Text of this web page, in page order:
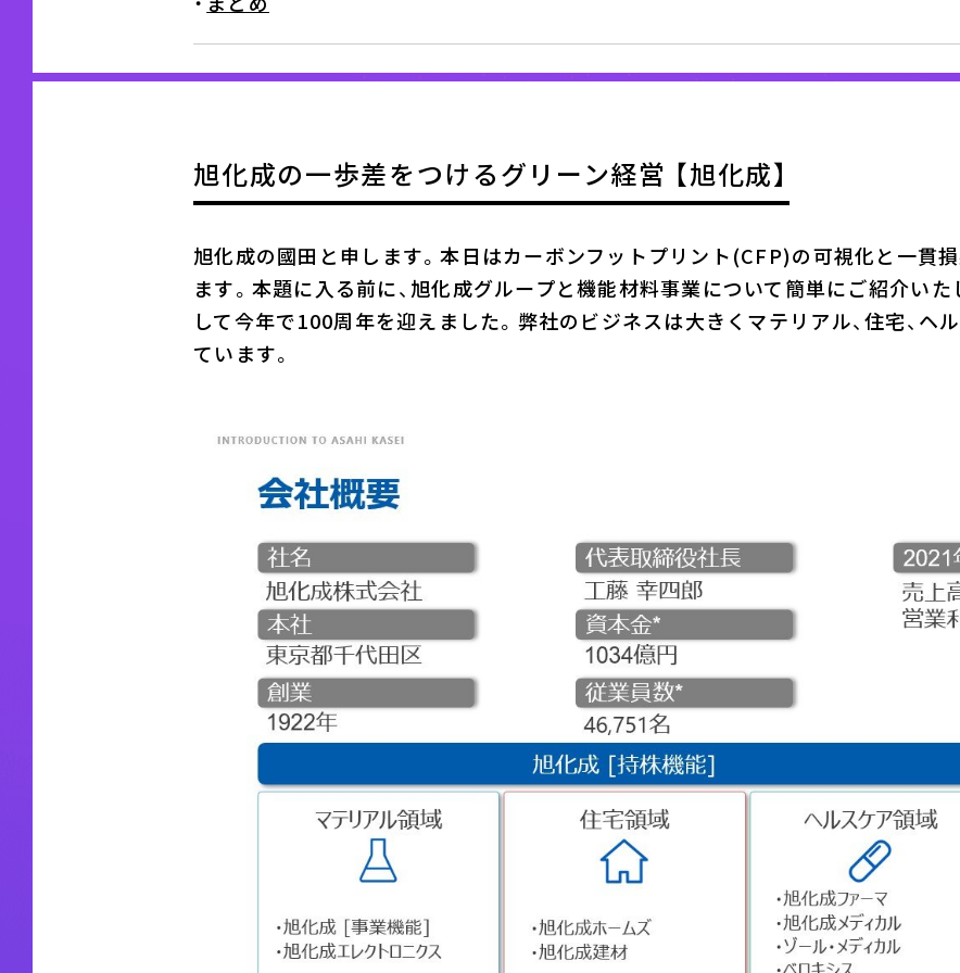
旭化成の一歩差をつけるグリーン経営 【旭化成】
旭化成の國田 と申します。本日はカーボンフットプリント(CFP)の可視化と一貫
ます。本題に入る前に、旭化成グループと機能材料事業について簡単にご紹介い
して今年で100周年を迎えました。 弊社の ビジネスは大きく マテリアル、住宅、ヘ
ています。